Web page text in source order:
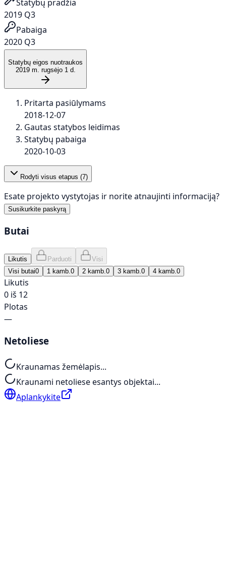
Statybų pradžia
2019 Q3
Pabaiga
2020 Q3
Statybų eigos nuotraukos
2019 m. rugsėjo 1 d.
Pritarta pasiūlymams
2018-12-07
Gautas statybos leidimas
Statybų pabaiga
2020-10-03
Rodyti visus etapus (7)
Esate projekto vystytojas ir norite atnaujinti informaciją?
Susikurkite paskyrą
Butai
Likutis Parduoti
Visi
Visi butai0 1 kamb. 0 2 kamb. 0 3 kamb. 0 4 kamb. 0
Likutis
0 iš 12
Plotas
—
Netoliese
Kraunamas žemėlapis...
Kraunami netoliese esantys objektai...
Aplankykite